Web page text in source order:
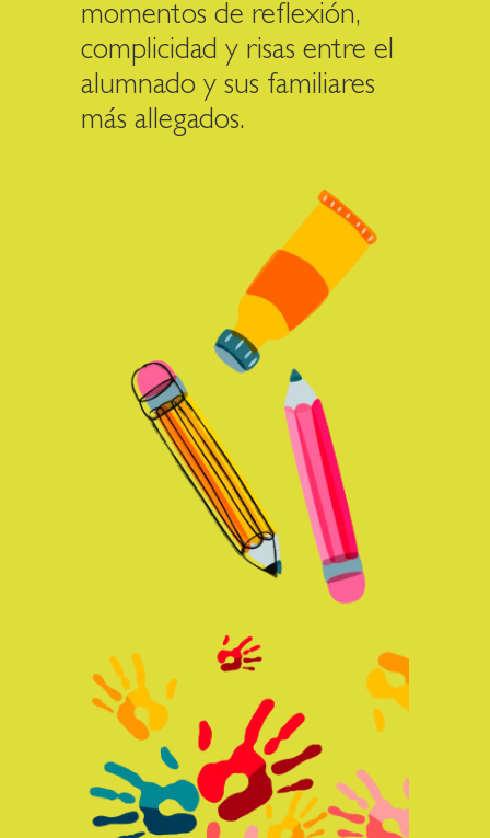
momentos de reflexión,
complicidad y risas entre el
alumnado y sus familiares
más allegados.